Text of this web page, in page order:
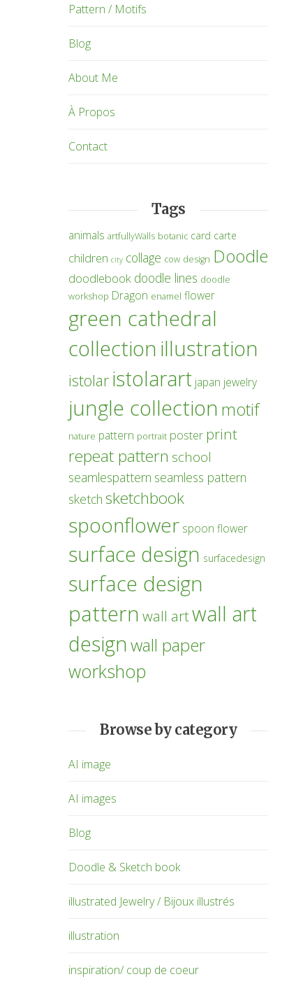
Pattern / Motifs
Blog
About Me
À Propos
Contact
Tags
animals artfullyWalls botanic card carte
children city collage cow design Doodle
doodlebook doodle lines doodle
workshop Dragon enamel flower
green cathedral
collection illustration
istolar istolarart japan jewelry
jungle collection motif
nature pattern portrait poster print
repeat pattern school
seamlespattern seamless pattern
sketch sketchbook
spoonflower spoon flower
surface design surfacedesign
surface design
pattern wall artwall art
designwall paper
workshop
Browse by category
AI image
AI images
Blog
Doodle & Sketch book
illustrated Jewelry / Bijoux illustrés
illustration
inspiration/ coup de coeur